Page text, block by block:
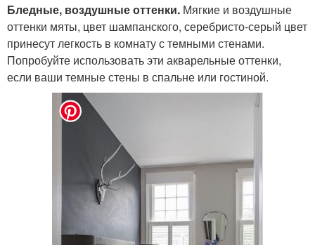
Бледные, воздушные оттенки. Мягкие и воздушные
оттенки мяты, цвет шампанского, серебристо-серый цвет
принесут легкость в комнату с темными стенами.
Попробуйте использовать эти акварельные оттенки,
если ваши темные стены в спальне или гостиной.